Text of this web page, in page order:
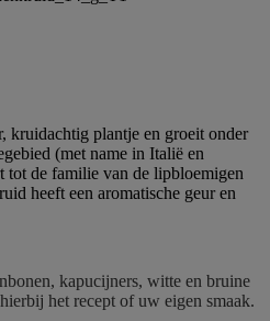
kruidachtig plantje en groeit onder
(met name in Italië en
de familie van de lipbloemigen
heeft een aromatische geur en
kapucijners, witte en bruine
het recept of uw eigen smaak.